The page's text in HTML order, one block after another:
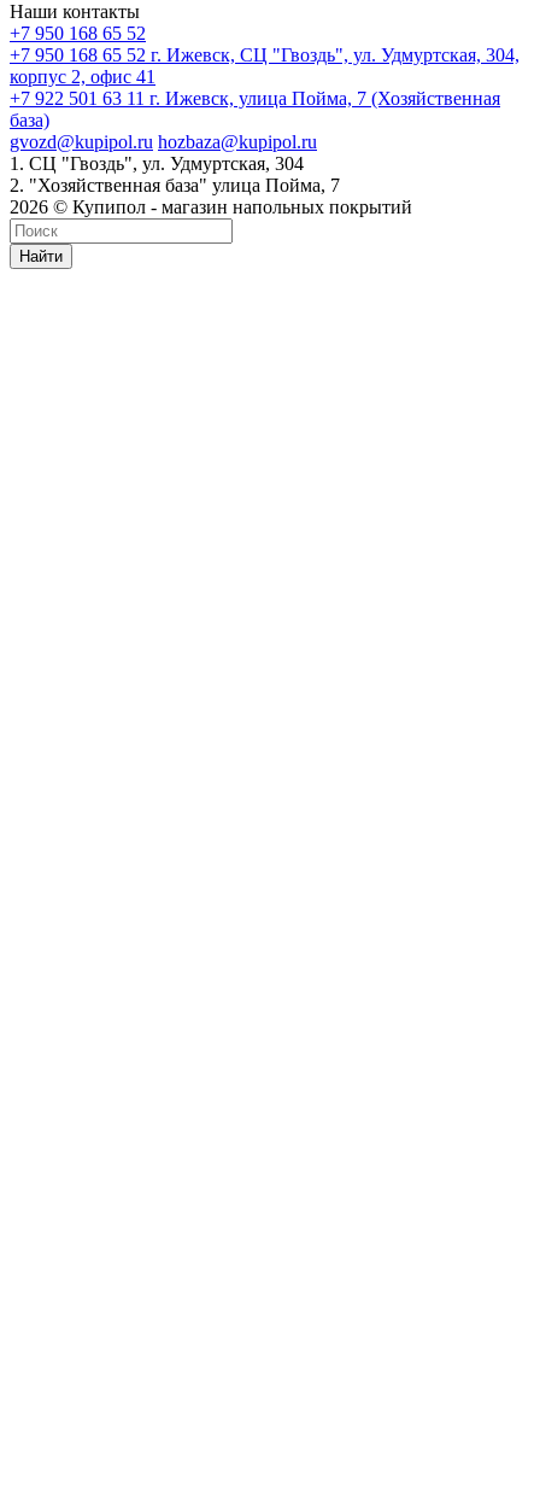
Наши контакты
+7 950 168 65 52
+7 950 168 65 52 г. Ижевск, СЦ "Гвоздь", ул. Удмуртская, 304,
корпус 2, офис 41
+7 922 501 63 11 г. Ижевск, улица Пойма, 7 (Хозяйственная
база)
gvozd@kupipol.ru hozbaza@kupipol.ru
1. СЦ "Гвоздь", ул. Удмуртская, 304
2. "Хозяйственная база" улица Пойма, 7
2026 © Купипол - магазин напольных покрытий
Найти